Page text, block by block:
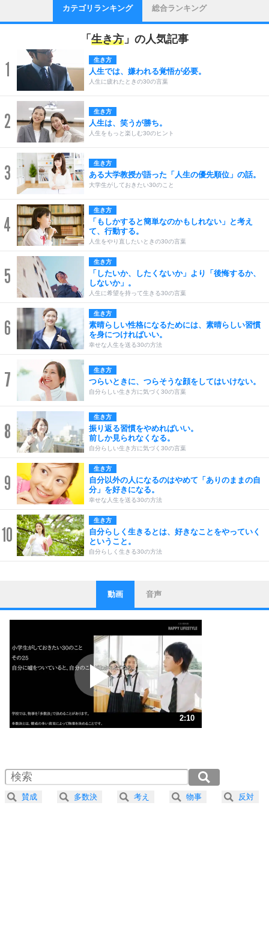
カテゴリランキング 総合ランキング
「 生き方 」の人気記事
1 生き方
人生では、嫌われる覚悟が必要。
人生に疲れたときの30の言葉
2 生き方
人生は、笑うが勝ち。
人生をもっと楽しむ30のヒント
3 生き方
ある大学教授が語った「人生の優先順位」の話。
大学生がしておきたい30のこと
4
生き方
「もしかすると簡単なのかもしれない」と考え
て、行動する。
人生をやり直したいときの30の言葉
5
生き方
「したいか、したくないか」より「後悔するか、
しないか」。
人生に希望を持って生きる30の言葉
6
生き方
素晴らしい性格になるためには、素晴らしい習慣
を身につければいい。
幸せな人生を送る30の方法
7 生き方
つらいときに、つらそうな顔をしてはいけない。
自分らしい生き方に気づく30の言葉
8
生き方
振り返る習慣をやめればいい。
前しか見られなくなる。
自分らしい生き方に気づく30の言葉
9
生き方
自分以外の人になるのはやめて「ありのままの自
分」を好きになる。
幸せな人生を送る30の方法
10
生き方
自分らしく生きるとは、好きなことをやっていく
ということ。
自分らしく生きる30の方法
1
ストレス対策
他人と比べない。
いっそのこと、他人を見ない。
いらいらしない人になる30の方法
プラス思考
ポジティブになれない原因は、行動しないから。
ポジティブ思考になる30の方法
ストレス対策
人生、なんとかなるもの。
気楽に生きる30の方法
4 器の大きい人は、怒りを優しさで表現する。
動画 音声
2:10
2.0倍速 （255KB 1分5秒）
2.5倍速 （204KB 52秒）
3.0倍速 （170KB 43秒）
賛成 多数決 考え 物事 反対